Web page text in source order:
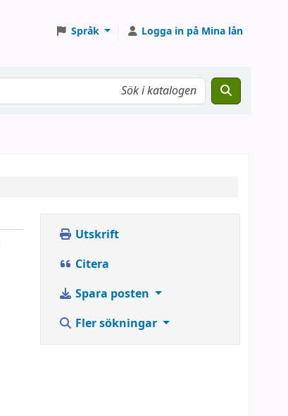
Språk Logga in på Mina lån
Utskrift
Citera
Spara posten
Fler sökningar